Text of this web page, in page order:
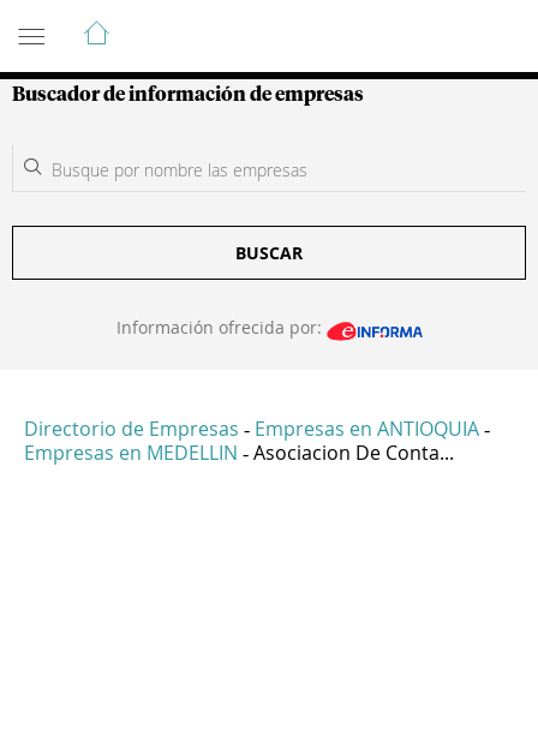
Guía de Empresas Colombianas
Buscador de información de empresas
BUSCAR
Información ofrecida por:
Directorio de Empresas - Empresas en ANTIOQUIA -
Empresas en MEDELLIN - Asociacion De Conta...